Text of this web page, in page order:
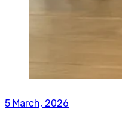
5 March, 2026